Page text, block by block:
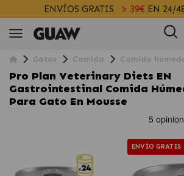
ENVÍOS GRATIS > 39€EN 24/
Gatos Comida Comida
Pro Plan Veterinary Diets EN
Gastrointestinal Comida
Para Gato En Mousse
ENVÍO GRATIS